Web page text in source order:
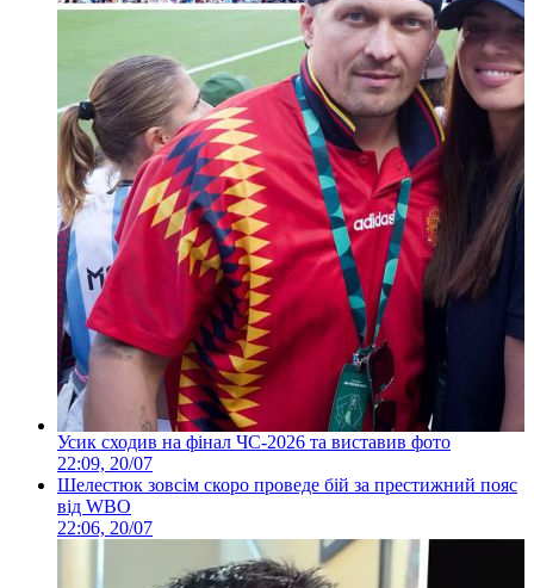
Усик сходив на фінал ЧС-2026 та виставив фото
22:09, 20/07
Шелестюк зовсім скоро проведе бій за престижний пояс
від WBO
22:06, 20/07